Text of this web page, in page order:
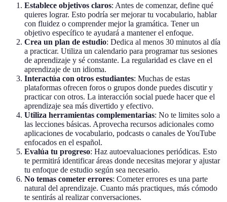
Establece objetivos claros: Antes de comenzar, define qué
quieres lograr. Esto podría ser mejorar tu vocabulario, hablar
con fluidez o comprender mejor la gramática. Tener un
objetivo específico te ayudará a mantener el enfoque.
Crea un plan de estudio: Dedica al menos 30 minutos al día
a practicar. Utiliza un calendario para programar tus sesiones
de aprendizaje y sé constante. La regularidad es clave en el
aprendizaje de un idioma.
Interactúa con otros estudiantes: Muchas de estas
plataformas ofrecen foros o grupos donde puedes discutir y
practicar con otros. La interacción social puede hacer que el
aprendizaje sea más divertido y efectivo.
Utiliza herramientas complementarias: No te limites solo a
las lecciones básicas. Aprovecha recursos adicionales como
aplicaciones de vocabulario, podcasts o canales de YouTube
enfocados en el español.
Evalúa tu progreso: Haz autoevaluaciones periódicas. Esto
te permitirá identificar áreas donde necesitas mejorar y ajustar
tu enfoque de estudio según sea necesario.
No temas cometer errores: Cometer errores es una parte
natural del aprendizaje. Cuanto más practiques, más cómodo
te sentirás al realizar conversaciones.